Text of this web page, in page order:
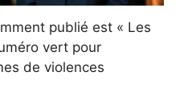
publié est « Les
vert pour
de violences